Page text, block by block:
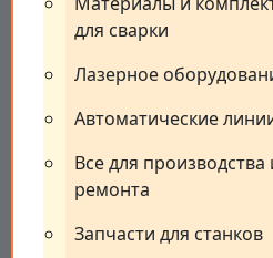
для сварки
Лазерное
Автоматические
Все для производства
ремонта
Запчасти для станков